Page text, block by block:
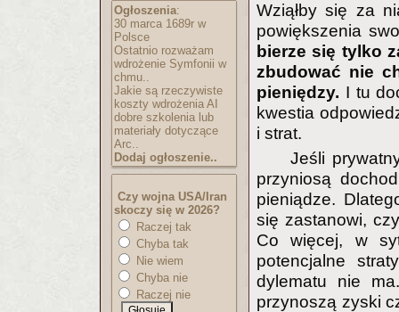
Ogłoszenia:
30 marca 1689r w
Polsce
Ostatnio rozważam
wdrożenie Symfonii w
chmu..
Jakie są rzeczywiste
koszty wdrożenia AI
dobre szkolenia lub
materiały dotyczące
Arc..
Dodaj ogłoszenie..
Czy wojna USA/Iran
skoczy się w 2026?
Raczej tak
Chyba tak
Nie wiem
Chyba nie
Raczej nie
Wziąłby się za
powiększenia
bierze się tylko
zbudować nie
pieniędzy. I tu
kwestia
i strat.
Jeśli
przyniosą
pieniądze.
się zastanowi,
Co więcej, w
potencjalne
dylematu nie
przynoszą zyski